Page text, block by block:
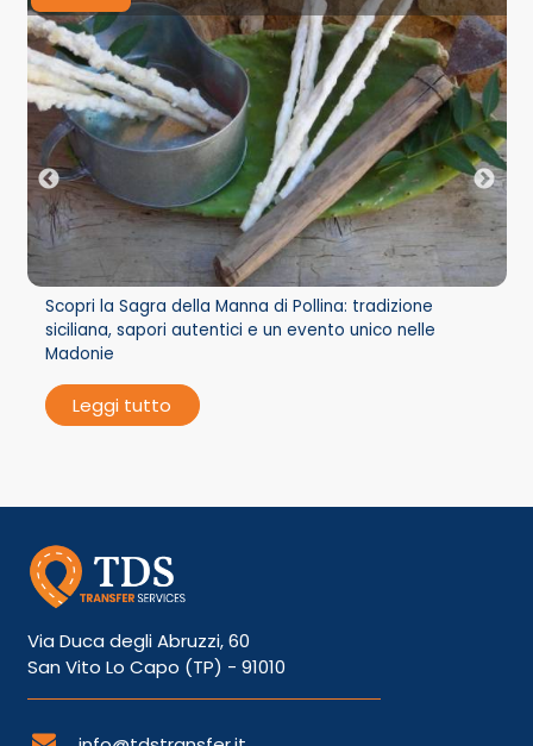
Scopri la Sagra della Manna di Pollina: tradizione
siciliana, sapori autentici e un evento unico nelle
Madonie
Leggi tutto
Via Duca degli Abruzzi, 60
San Vito Lo Capo (TP) - 91010